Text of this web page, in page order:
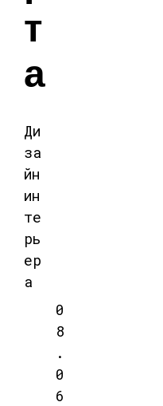
т
а
Ди
за
йн
ин
те
рь
ер
а
0
8
.
0
6